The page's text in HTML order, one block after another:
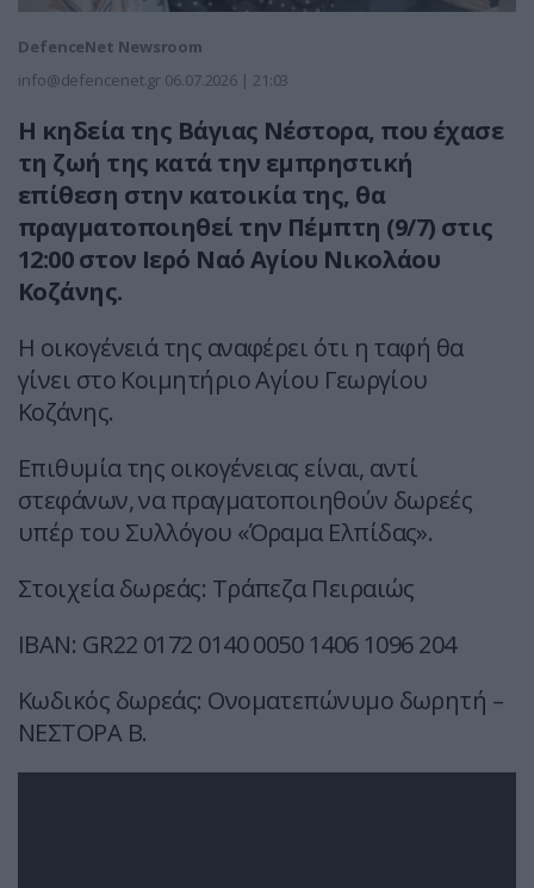
DefenceNet Newsroom
info@defencenet.gr 06.07.2026 | 21:03
Η κηδεία της Βάγιας Νέστορα, που έχασε
τη ζωή της κατά την εμπρηστική
επίθεση στην κατοικία της, θα
πραγματοποιηθεί την Πέμπτη (9/7) στις
12:00 στον Ιερό Ναό Αγίου Νικολάου
Κοζάνης.
Η οικογένειά της αναφέρει ότι η ταφή θα
γίνει στο Κοιμητήριο Αγίου Γεωργίου
Κοζάνης.
Επιθυμία της οικογένειας είναι, αντί
στεφάνων, να πραγματοποιηθούν δωρεές
υπέρ του Συλλόγου «Όραμα Ελπίδας».
Στοιχεία δωρεάς: Τράπεζα Πειραιώς
IBAN: GR22 0172 0140 0050 1406 1096 204
Κωδικός δωρεάς: Ονοματεπώνυμο δωρητή –
ΝΕΣΤΟΡΑ Β.